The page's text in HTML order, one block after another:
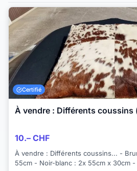
Certifié
À vendre : Différents coussins
10.– CHF
À vendre : Différents coussins... -
55cm - Noir-blanc : 2x 55cm x 30cm